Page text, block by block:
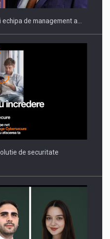
COMPANIES ON THE
echipa de management a…
de securitate